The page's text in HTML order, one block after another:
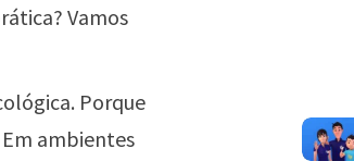
Vamos
Porque
ambientes